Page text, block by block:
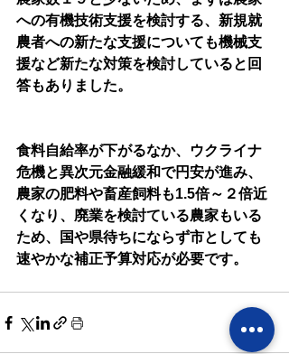
への有機技術支援を検討する、新規就
農者への新たな支援についても機械支
援など新たな対策を検討していると回
答もありました。
食料自給率が下がるなか、ウクライナ
危機と異次元金融緩和で円安が進み、
農家の肥料や畜産飼料も1.5倍～２倍近
くなり、廃業を検討ている農家もいる
ため、国や県待ちにならず市としても
速やかな補正予算対応が必要です。